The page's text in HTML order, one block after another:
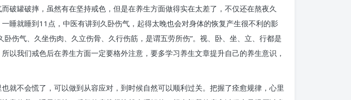
破罐破摔，虽然有在坚持戒色，但是在养生方面做得实在太差了，不仅还在熬夜久
睡就睡到11点，中医有讲到久卧伤气，起得太晚也会对身体的恢复产生很不利的影
伤气、久坐伤肉、久立伤骨、久行伤筋，是谓五劳所伤”。视、卧、坐、立、行都是
以我们戒色后在养生方面一定要格外注意，要多学习养生文章提升自己的养生意识，
就不会慌了，可以做到从容应对，到时候自然可以顺利过关。把握了痊愈规律，心里